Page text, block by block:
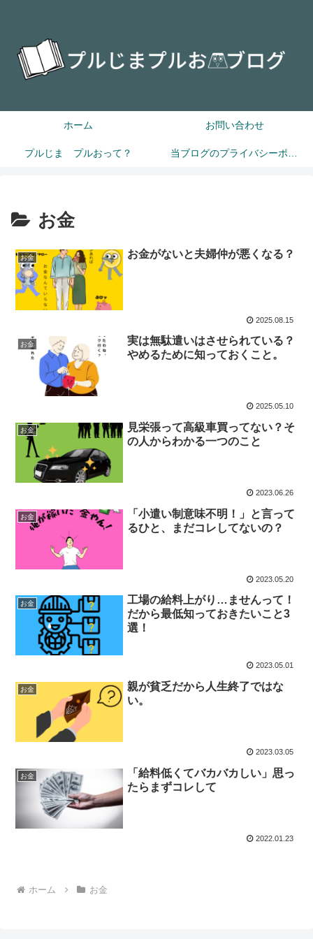
ホーム お問い合わせ
プルじま プルおって？
お金
お金 お金がないと夫婦仲が悪くなる？
2025.08.15
お金
実は無駄遣いはさせられている？
やめるために知っておくこと。
2025.05.10
お金
見栄張って高級車買ってない？そ
の人からわかる一つのこと
2023.06.26
お金
「小遣い制意味不明！」と言って
るひと、まだコレしてないの？
2023.05.20
お金
工場の給料上がり…ませんって！
だから最低知っておきたいこと3
選！
2023.05.01
お金
親が貧乏だから人生終了ではな
い。
2023.03.05
お金
「給料低くてバカバカしい」思っ
たらまずコレして
2022.01.23
ホーム お金